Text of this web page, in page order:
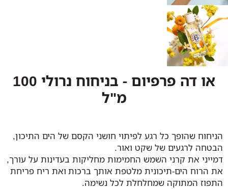
או דה פרפיום - בניחוח נרולי 100
מ"ל
הניחוח שהופך כל רגע לפיתוי חושני הקסם של הים התיכון,
הבטחה לרגעים של שקט ואור.
דמייני את קרני השמש החמימות מחליקות בעדינות על עורך,
את הרוח הים-תיכונית מלטפת אותך ברכות ואת ריח פריחת
התפוז המתוקה שמחלחלת לכל נשימה.